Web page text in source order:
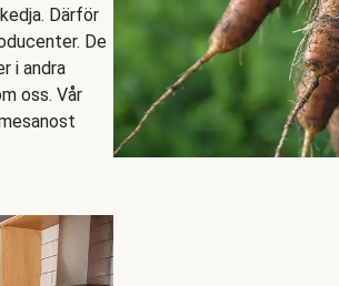
Därför
De
i andra
oss. Vår